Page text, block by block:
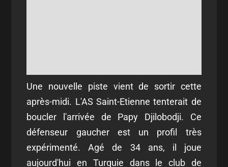
Une nouvelle piste vient de sortir cette
après-midi. L'AS Saint-Etienne tenterait de
boucler l'arrivée de Papy Djilobodji. Ce
défenseur gaucher est un profil très
expérimenté. Agé de 34 ans, il joue
aujourd'hui en Turquie dans le club de